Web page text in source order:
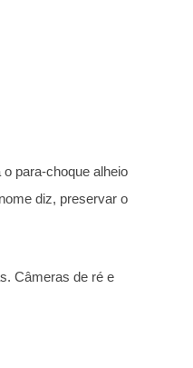
para-choque alheio
diz, preservar o
Câmeras de ré e